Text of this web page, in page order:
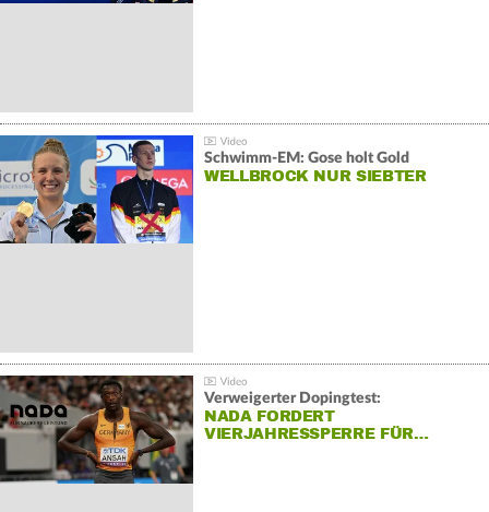
Schwimm-EM: Gose holt Gold
WELLBROCK NUR SIEBTER
Verweigerter Dopingtest:
NADA FORDERT
VIERJAHRESSPERRE FÜR…